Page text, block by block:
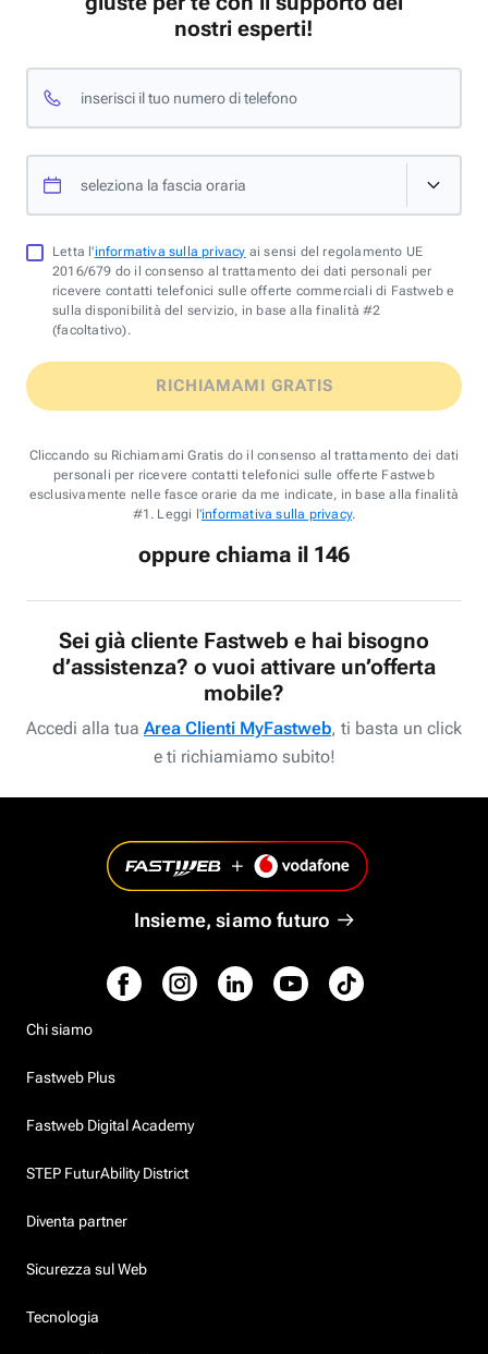
nostri esperti!
inserisci il tuo numero di telefono
seleziona la fascia oraria
Letta l'informativa sulla privacy ai sensi del regolamento UE
2016/679 do il consenso al trattamento dei dati personali per
ricevere contatti telefonici sulle offerte commerciali di Fastweb e
sulla disponibilità del servizio, in base alla finalità #2
(facoltativo).
RICHIAMAMI GRATIS
Cliccando su Richiamami Gratis do il consenso al trattamento dei dati
personali per ricevere contatti telefonici sulle offerte Fastweb
esclusivamente nelle fasce orarie da me indicate, in base alla finalità
#1. Leggi l'informativa sulla privacy.
oppure chiama il 146
Sei già cliente Fastweb e hai bisogno
d’assistenza? o vuoi attivare un’offerta
mobile?
Accedi alla tua Area Clienti MyFastweb, ti basta un click
e ti richiamiamo subito!
Insieme, siamo futuro
Chi siamo
Fastweb Plus
Fastweb Digital Academy
STEP FuturAbility District
Diventa partner
Sicurezza sul Web
Tecnologia